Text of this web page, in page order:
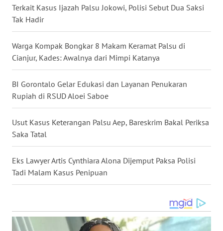
Terkait Kasus Ijazah Palsu Jokowi, Polisi Sebut Dua Saksi
Tak Hadir
Warga Kompak Bongkar 8 Makam Keramat Palsu di
Cianjur, Kades: Awalnya dari Mimpi Katanya
BI Gorontalo Gelar Edukasi dan Layanan Penukaran
Rupiah di RSUD Aloei Saboe
Usut Kasus Keterangan Palsu Aep, Bareskrim Bakal Periksa
Saka Tatal
Eks Lawyer Artis Cynthiara Alona Dijemput Paksa Polisi
Tadi Malam Kasus Penipuan
WN
KARO
WN
SIMALUNGUN
WN
TAPANULI
TENGAH
WN DELI
SERDANG
TEBING
TINGGI